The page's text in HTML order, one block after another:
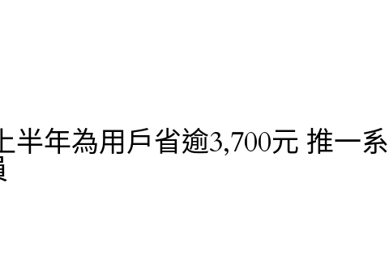
半年為用戶省逾3,700元 推一系